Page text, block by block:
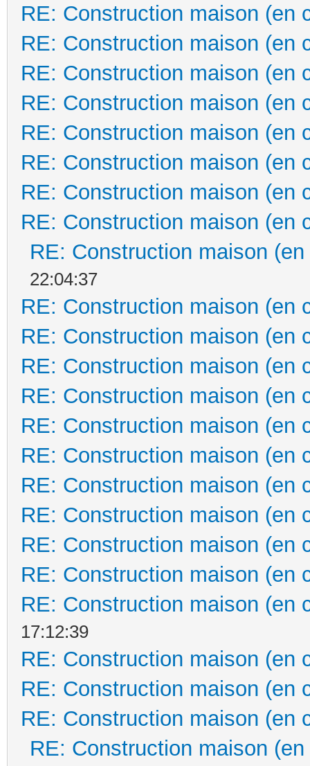
RE: Construction maison (en
RE: Construction maison (en
RE: Construction maison (en
RE: Construction maison (en
RE: Construction maison (en
RE: Construction maison (en
RE: Construction maison (en
RE: Construction maison (en
RE: Construction maison
22:04:37
RE: Construction maison (en
RE: Construction maison (en
RE: Construction maison (en
RE: Construction maison (en
RE: Construction maison (en
RE: Construction maison (en
RE: Construction maison (en
RE: Construction maison (en
RE: Construction maison (en
RE: Construction maison (en
RE: Construction maison (en
17:12:39
RE: Construction maison (en
RE: Construction maison (en
RE: Construction maison (en
RE: Construction maison